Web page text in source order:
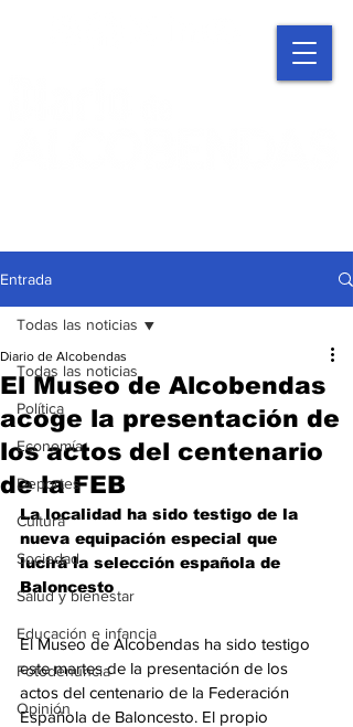
Entrada
Todas las noticias
Política
Economía
Deportes
Cultura
Sociedad
Salud y bienestar
Educación e infancia
Fotodenuncia
Opinión
Todas las noticias
El Museo de Alcobendas
acoge la presentación de
los actos del centenario
de la FEB
Diario de Alcobendas
La localidad ha sido testigo de la
nueva equipación especial que
lucirá la selección española de
Baloncesto
El Museo de Alcobendas ha sido testigo
este martes de la presentación de los
actos del centenario de la Federación
Española de Baloncesto. El propio